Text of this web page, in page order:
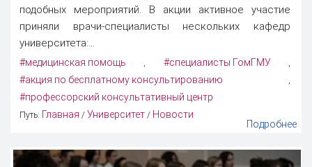
подобных мероприятий. В акции активное участие
приняли врачи-специалисты нескольких кафедр
университета:...
#медицинская помощь #специалисты ГомГМУ
#акция по бесплатному консультированию
#профессорский консультативный центр
Путь: Главная / Университет / Новости
Подробнее